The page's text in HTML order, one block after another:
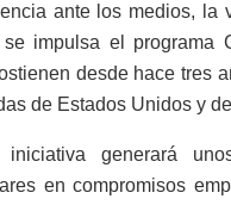
ante los medios, la
impulsa el programa
desde hace tres
de Estados Unidos y
iniciativa generará
en compromisos